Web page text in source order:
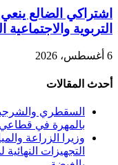
اشتراكي الضالع
التربوية
6 أغسطس، 2026
أحدث المقالات
السقطري
بالمهرة في قطاعي
وزيرا الزراعة
التجهيزات